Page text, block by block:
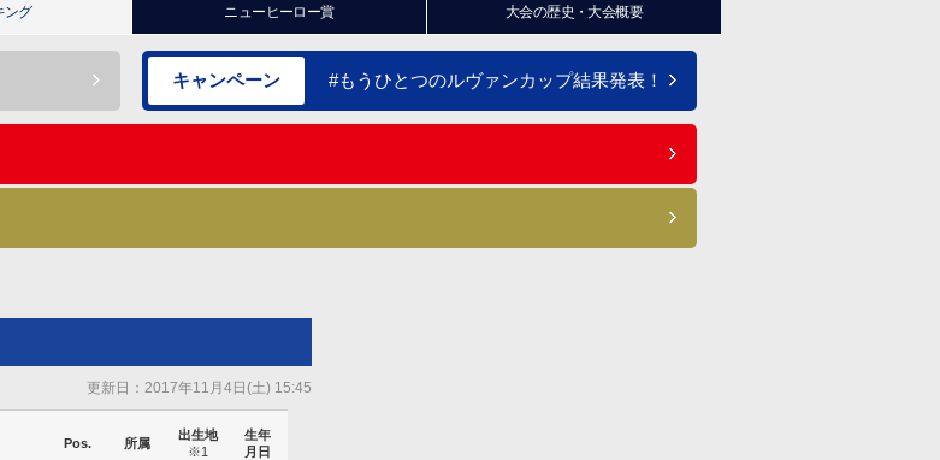
ング ニューヒーロー賞 大会の歴史 ・大会概要
キャンペーン #もうひとつのルヴァンカップ結果発表！
更新日：2017年11月4日(土) 15:45
Pos. 所属
出生地
※1
生年
月日